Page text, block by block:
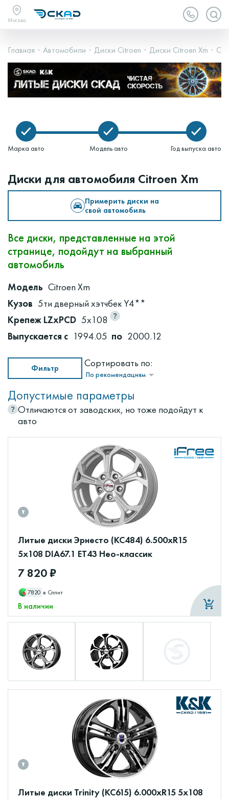
Москва
Главная Автомобили Диски Citroen Диски Citroen Xm
Марка авто Модель авто Год выпуска авто
Диски для автомобиля Citroen Xm
Примерить диски на
свой автомобиль
Все диски, представленные на этой
странице, подойдут на выбранный
автомобиль
Модель Citroen Xm
Кузов 5ти дверный хэтчбек Y4**
Крепеж LZxPCD 5x108
Выпускается с 1994.05 по 2000.12
Фильтр Сортировать по:
По рекомендациям
Допустимые параметры
Отличаются от заводских, но тоже подойдут к
авто
Литые диски Эрнесто (КС484) 6.500xR15
5x108 DIA67.1 ET43 Нео-классик
7 820 ₽
7820 в Сплит
В наличии
Литые диски Trinity (КС615) 6.000xR15 5x108